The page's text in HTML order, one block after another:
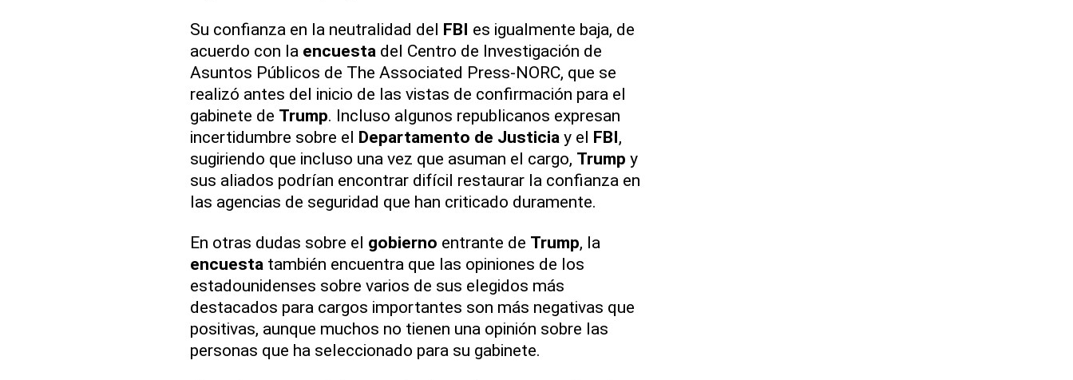
Su confianza en la neutralidad del FBI es igualmente baja, de
acuerdo con la encuestadel Centro de Investigación de
Asuntos Públicos de The Associated Press-NORC, que se
realizó antes del inicio de las vistas de confirmación para el
gabinete de Trump. Incluso algunos republicanos expresan
incertidumbre sobre el Departamento de Justiciay el FBI,
sugiriendo que incluso una vez que asuman el cargo, Trump y
sus aliados podrían encontrar difícil restaurar la confianza en
las agencias de seguridad que han criticado duramente.
En otras dudas sobre el gobierno entrante de Trump, la
encuestatambién encuentra que las opiniones de los
estadounidenses sobre varios de sus elegidos más
destacados para cargos importantes son más negativas que
positivas, aunque muchos no tienen una opinión sobre las
personas que ha seleccionado para su gabinete.